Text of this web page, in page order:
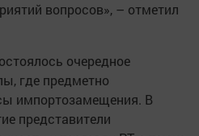
вопросов», – отметил
очередное
где предметно
импортозамещения. В
представители